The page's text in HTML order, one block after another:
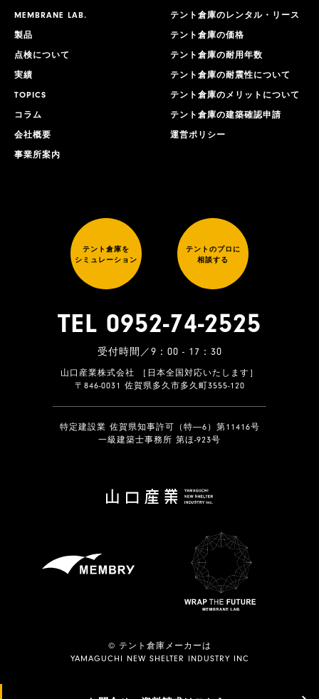
MEMBRANE LAB.
製品
点検について
実績
TOPICS
コラム
会社概要
事業所案内
テント倉庫のレンタル・リース
テント倉庫の価格
テント倉庫の耐用年数
テント倉庫の耐震性について
テント倉庫のメリットについて
テント倉庫の建築確認申請
運営ポリシー
テント倉庫を
シミュレーション
テントのプロに
相談する
TEL 0952-74-2525
受付時間／9：00 - 17：30
山口産業株式会社 ［日本全国対応いたします］
〒846-0031 佐賀県多久市多久町3555-120
特定建設業 佐賀県知事許可（特―6）第11416号
一級建築士事務所 第ほ-923号
© テント倉庫メーカーは
YAMAGUCHI NEW SHELTER INDUSTRY INC